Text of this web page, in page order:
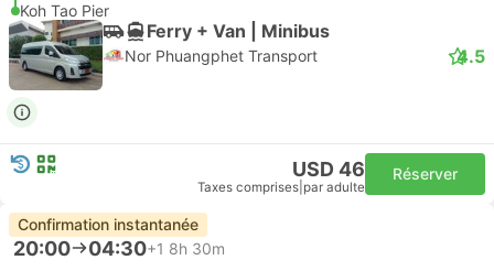
Koh Tao Pier
Ferry + Van | Minibus
Nor Phuangphet Transport 4.5
USD 46
Taxes comprises par adulte
Réserver
Confirmation instantanée
20:00 04:30+1 8h 30m